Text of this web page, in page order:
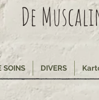
De
SOINS DIVERS